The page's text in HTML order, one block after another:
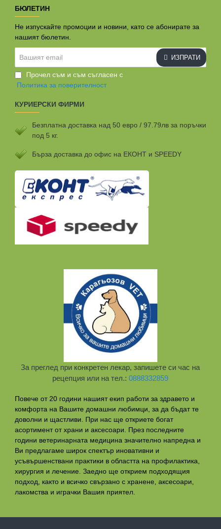
БЮЛЕТИН
Не изпускайте промоции и новини, като се абонирате за
нашият бюлетин.
email
ИЗПРАТИ
Прочел съм и съм съгласен с
Политика за поверителност
КУРИЕРСКИ ФИРМИ
Безплатна доставка над 50 евро / 97.79лв за поръчки
под 5 кг.
Бързa доставка до офис на ЕКОНТ и SPEEDY
За преглед при конкретен лекар, запишете си час на
рецепция или на тел.:0888332859
Повече от 20 години нашият екип работи за здравето и
комфорта на Вашите домашни любимци, за да бъдат те
доволни и щастливи. При нас ще откриете богат
асортимент от храни и аксесоари. През последните
години ветеринарната медицина значително напредна и
Ви предлагаме широк спектър иновативни и
усъвършенствани практики в областта на профилактикa,
хирургия и лечение. Заедно ще открием подходящия
подход, както и всичко свързано с хранене, аксесоари,
лакомства и играчки Вашия приятел.